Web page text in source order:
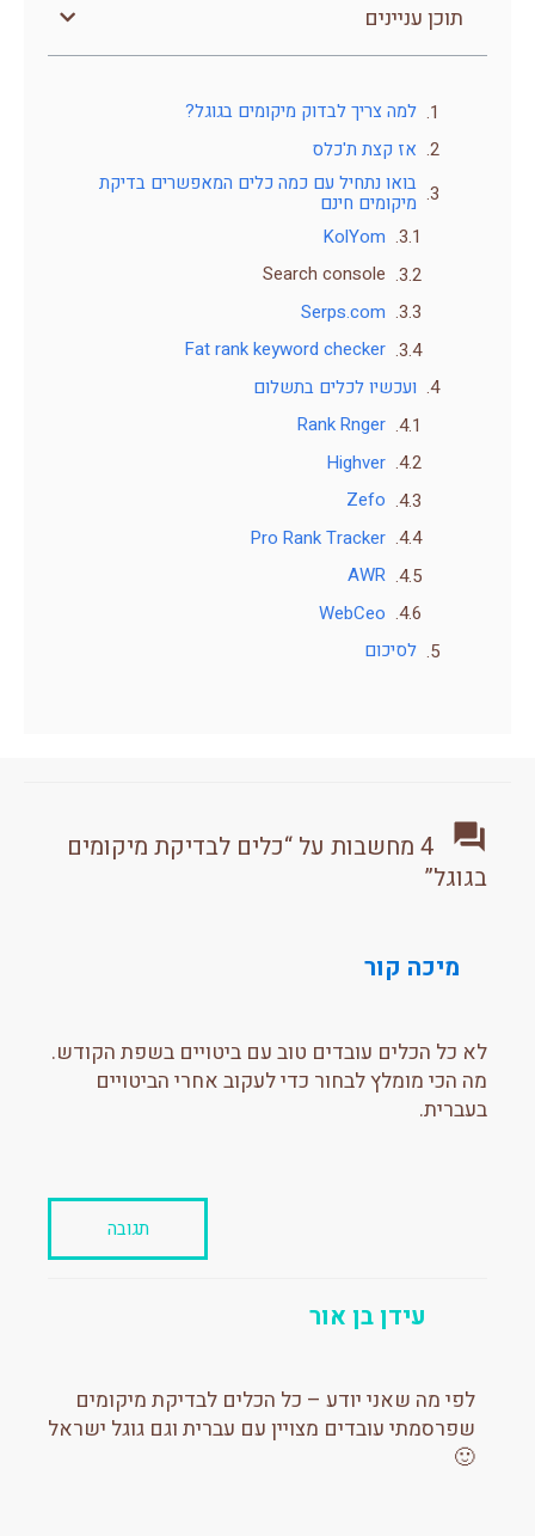
תוכן עניינים
למה צריך לבדוק מיקומים בגוגל?
אז קצת ת'כלס
בואו נתחיל עם כמה כלים המאפשרים בדיקת
מיקומים חינם
KolYom
Search console
Serps.com
Fat rank keyword checker
ועכשיו לכלים בתשלום
Rank Rnger
Highver
Zefo
Pro Rank Tracker
AWR
WebCeo
לסיכום
4 מחשבות על “כלים לבדיקת מיקומים
בגוגל”
מיכה קור
לא כל הכלים עובדים טוב עם ביטויים בשפת הקודש.
מה הכי מומלץ לבחור כדי לעקוב אחרי הביטויים
בעברית.
תגובה
עידן בן אור
לפי מה שאני יודע – כל הכלים לבדיקת מיקומים
שפרסמתי עובדים מצויין עם עברית וגם גוגל ישראל
🙂